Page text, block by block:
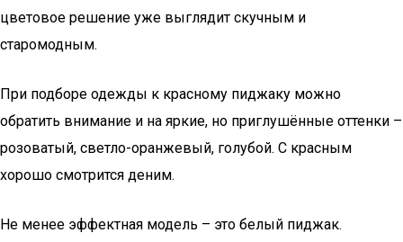
цветовое решение уже выглядит скучным и
старомодным.
При подборе одежды к красному пиджаку можно
обратить внимание и на яркие, но приглушённые оттенки –
розоватый, светло-оранжевый, голубой. С красным
хорошо смотрится деним.
Не менее эффектная модель – это белый пиджак.